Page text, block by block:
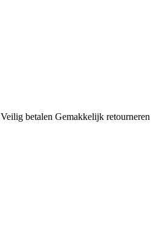
Veilig betalen Gemakkelijk retourneren